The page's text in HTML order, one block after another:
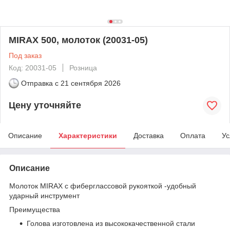
MIRAX 500, молоток (20031-05)
Под заказ
Код: 20031-05
Розница
Отправка с 21 сентября 2026
Цену уточняйте
Описание Характеристики Доставка Оплата
Описание
Молоток MIRAX c фиберглассовой рукояткой -удобный
ударный инструмент
Преимущества
Голова изготовлена из высококачественной стали